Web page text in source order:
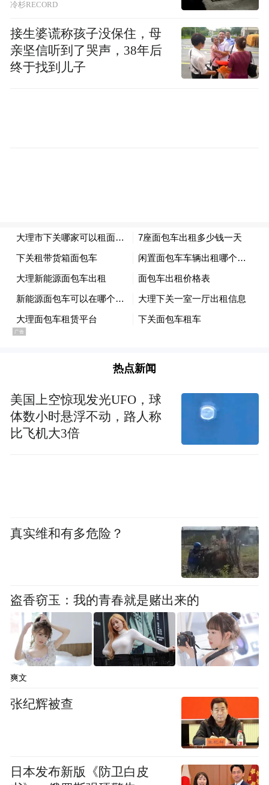
冷杉RECORD
接生婆谎称孩子没保住，母
亲坚信听到了哭声，38年后
终于找到儿子
热点新闻
美国上空惊现发光UFO，球
体数小时悬浮不动，路人称
比飞机大3倍
真实维和有多危险？
盗香窃玉：我的青春就是赌出来的
爽文
张纪辉被查
日本发布新版《防卫白皮